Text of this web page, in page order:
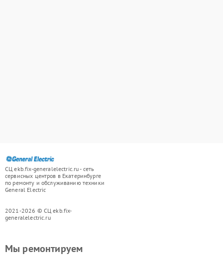
СЦ ekb.fix-generalelectric.ru - сеть
сервисных центров в Екатеринбурге
по ремонту и обслуживанию техники
General Electric
2021-2026 © СЦ ekb.fix-
generalelectric.ru
Мы ремонтируем